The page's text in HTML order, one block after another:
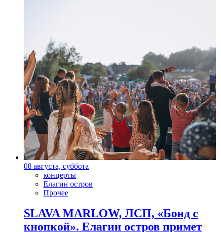
08 августа, суббота
концерты
Елагин остров
Прочее
SLAVA MARLOW, ЛСП, «Бонд с
кнопкой». Елагин остров примет